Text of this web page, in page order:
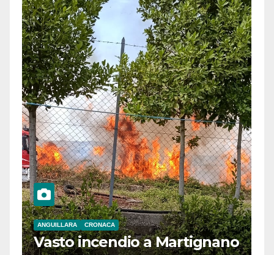
ANGUILLARA CRONACA
Vasto incendio a Martignano